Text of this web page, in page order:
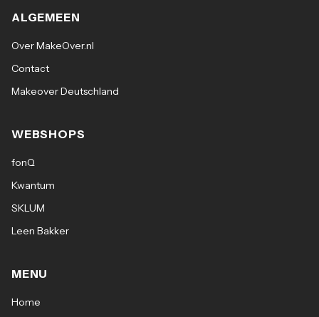
ALGEMEEN
Over MakeOver.nl
Contact
Makeover Deutschland
WEBSHOPS
fonQ
Kwantum
SKLUM
Leen Bakker
MENU
Home